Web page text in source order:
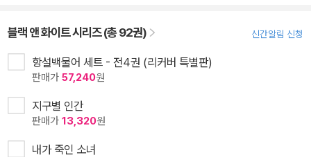
블랙 앤 화이트 시리즈 (총 92권) 신간알림 신청
항설백물어 세트 - 전4권 (리커버 특별판)
판매가 57,240원
지구별 인간
판매가 13,320원
내가 죽인 소녀